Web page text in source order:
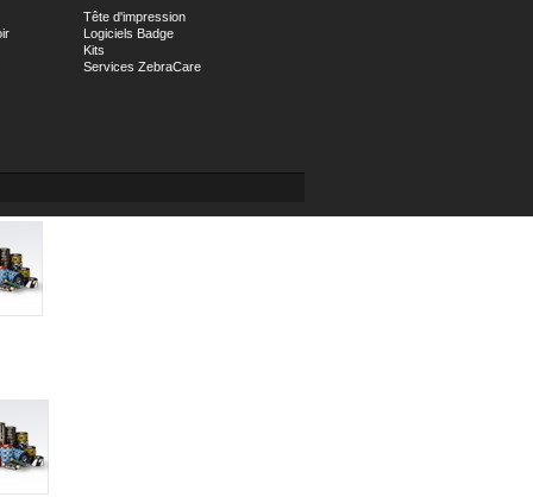
Tête d'impression
Logiciels Badge
Kits
Services ZebraCare